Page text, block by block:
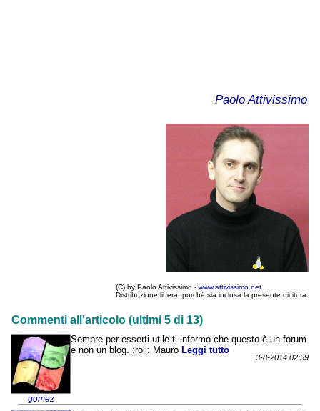
Paolo Attivissimo
(C) by Paolo Attivissimo - www.attivissimo.net
Distribuzione libera, purché sia inclusa la presente dicitura.
Commenti all'articolo (ultimi 5 di 13)
gomez
Sempre per esserti utile ti informo che questo è un forum
e non un blog. :roll: Mauro Leggi tutto
3-8-2014 02:59